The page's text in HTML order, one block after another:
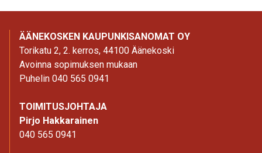
ÄÄNEKOSKEN KAUPUNKISANOMAT OY
Torikatu 2, 2. kerros, 44100 Äänekoski
Avoinna sopimuksen mukaan
Puhelin 040 565 0941
TOIMITUSJOHTAJA
Pirjo Hakkarainen
040 565 0941